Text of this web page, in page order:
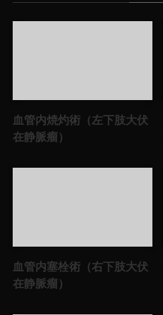
血管内焼灼術（左下肢大伏
在静脈瘤）
血管内塞栓術（右下肢大伏
在静脈瘤）